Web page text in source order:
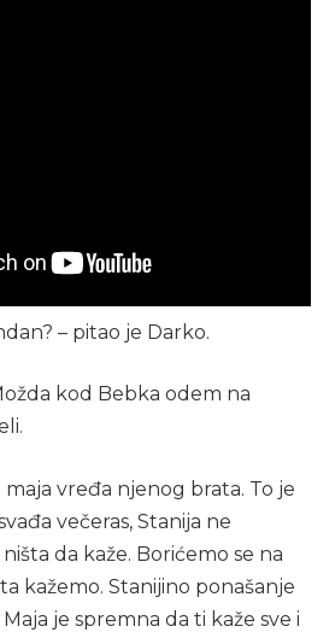
– pitao je Darko.
kod Bebka odem na
maja vređa njenog brata. To je
večeras, Stanija ne
da kaže. Borićemo se na
kažemo. Stanijino ponašanje
je spremna da ti kaže sve i